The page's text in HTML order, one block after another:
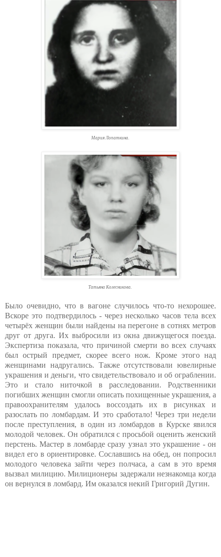
Мария Лопаткина.
Татьяна Колесникова.
Было очевидно, что в вагоне случилось что-то нехорошее.
Вскоре это подтвердилось - через несколько часов тела всех
четырёх женщин были найдены на перегоне в сотнях метров
друг от друга. Их выбросили из окна движущегося поезда.
Экспертиза показала, что причиной смерти во всех случаях
был острый предмет, скорее всего нож. Кроме этого над
женщинами надругались. Также отсутствовали ювелирные
украшения и деньги, что свидетельствовало и об ограблении.
Это и стало ниточкой в расследовании. Родственники
погибших женщин смогли описать похищенные украшения, а
правоохранителям удалось воссоздать их в рисунках и
разослать по ломбардам. И это сработало! Через три недели
после преступления, в один из ломбардов в Курске явился
молодой человек. Он обратился с просьбой оценить женский
перстень. Мастер в ломбарде сразу узнал это украшение - он
видел его в ориентировке. Сославшись на обед, он попросил
молодого человека зайти через полчаса, а сам в это время
вызвал милицию. Милиционеры задержали незнакомца когда
он вернулся в ломбард. Им оказался некий Григорий Дугин.